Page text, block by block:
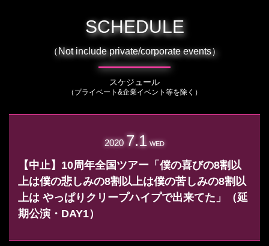
SCHEDULE
（Not include private/corporate events）
スケジュール
（プライベート&企業イベント等を除く）
2020 7.1 WED
【中止】10周年全国ツアー「僕の喜びの8割以
上は僕の悲しみの8割以上は僕の苦しみの8割以
上は やっぱりクリープハイプで出来てた」（延
期公演・DAY1）